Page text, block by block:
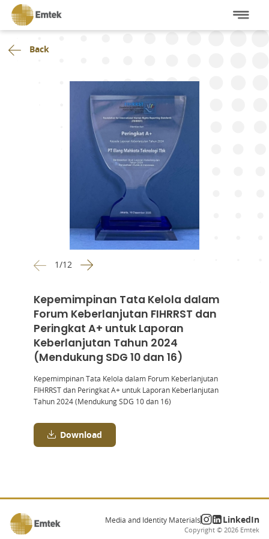
Back
1/12
Kepemimpinan Tata Kelola dalam
Forum Keberlanjutan FIHRRST dan
Peringkat A+ untuk Laporan
Keberlanjutan Tahun 2024
(Mendukung SDG 10 dan 16)
Kepemimpinan Tata Kelola dalam Forum Keberlanjutan
FIHRRST dan Peringkat A+ untuk Laporan Keberlanjutan
Tahun 2024 (Mendukung SDG 10 dan 16)
Download
Media and Identity Materials LinkedIn
Copyright © 2026 Emtek